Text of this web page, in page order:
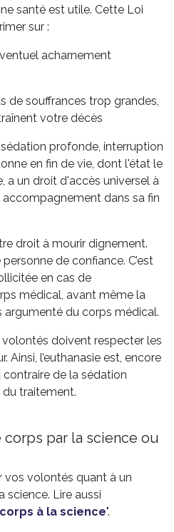
santé est utile. Cette Loi
sur :
acharnement
de souffrances trop grandes,
votre décès
sédation profonde, interruption
en fin de vie, dont l'état le
a un droit d'accès universel à
dans sa fin
droit à mourir dignement.
de confiance. C’est
en cas de
médical, avant même la
argumenté du corps médical.
doivent respecter les
Ainsi, l’euthanasie est, encore
de la sédation
du traitement.
par la science ou
vos volontés quant à un
science. Lire aussi
à la science".